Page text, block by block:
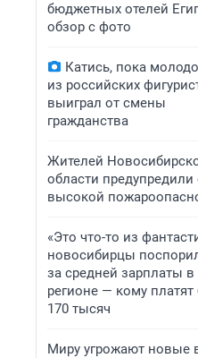
бюджетных отелей
обзор с фото
Катись, пока
из российских
выиграл от смены
гражданства
Жителей
области предупредили
высокой
«Это что-то из
новосибирцы
за средней зарплаты в
регионе — кому
170 тысяч
Миру угрожают новые